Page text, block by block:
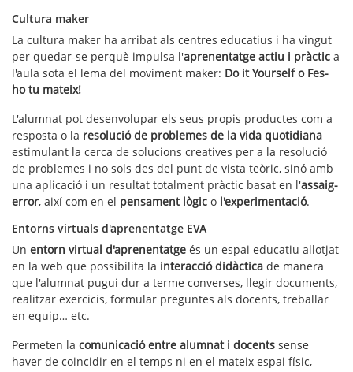
Cultura maker
La cultura maker ha arribat als centres educatius i ha vingut
per quedar-se perquè impulsa l'aprenentatge actiu i pràctic a
l'aula sota el lema del moviment maker: Do it Yourself o Fes-
ho tu mateix!
L'alumnat pot desenvolupar els seus propis productes com a
resposta o la resolució de problemes de la vida quotidiana
estimulant la cerca de solucions creatives per a la resolució
de problemes i no sols des del punt de vista teòric, sinó amb
una aplicació i un resultat totalment pràctic basat en l'assaig-
error, així com en el pensament lògic o l'experimentació.
Entorns virtuals d'aprenentatge EVA
Un entorn virtual d'aprenentatge és un espai educatiu allotjat
en la web que possibilita la interacció didàctica de manera
que l'alumnat pugui dur a terme converses, llegir documents,
realitzar exercicis, formular preguntes als docents, treballar
en equip… etc.
Permeten la comunicació entre alumnat i docents sense
haver de coincidir en el temps ni en el mateix espai físic,